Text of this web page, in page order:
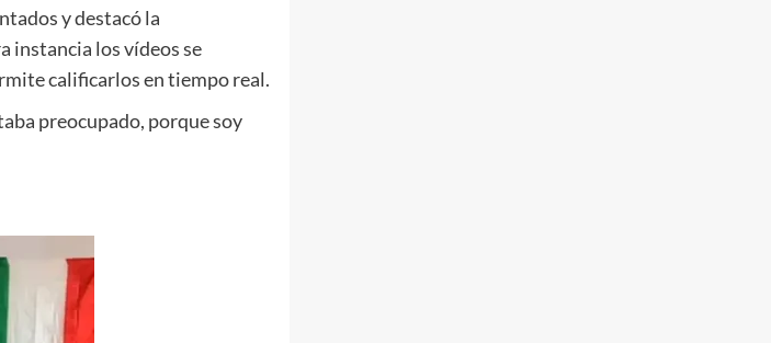
y destacó la
instancia los vídeos se
calificarlos en tiempo real.
preocupado, porque soy